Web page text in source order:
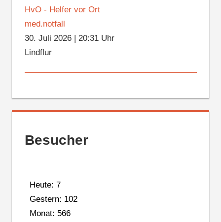
HvO - Helfer vor Ort
med.notfall
30. Juli 2026| 20:31 Uhr
Lindflur
Besucher
Heute: 7
Gestern: 102
Monat: 566